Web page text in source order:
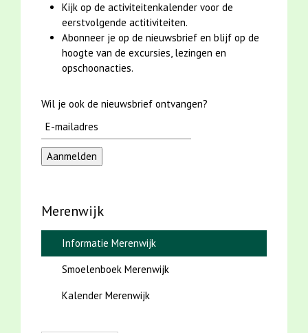
Kijk op de activiteitenkalender voor de
eerstvolgende actitiviteiten.
Abonneer je op de nieuwsbrief en blijf op de
hoogte van de excursies, lezingen en
opschoonacties.
Wil je ook de nieuwsbrief ontvangen?
Merenwijk
Informatie Merenwijk
Smoelenboek Merenwijk
Kalender Merenwijk